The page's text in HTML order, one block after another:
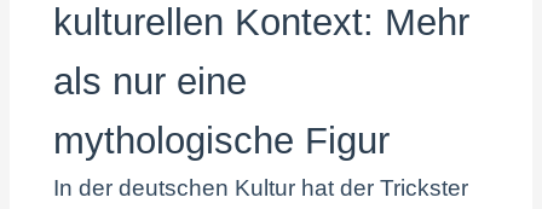
kulturellen Kontext: Mehr
als nur eine
mythologische Figur
In der deutschen Kultur hat der Trickster